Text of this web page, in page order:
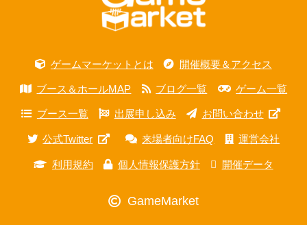
ゲームマーケットとは 開催概要＆アクセス
ブース＆ホールMAP ブログ一覧 ゲーム一覧
ブース一覧 出展申し込み お問い合わせ
公式Twitter 来場者向けFAQ 運営会社
利用規約 個人情報保護方針 開催データ
GameMarket